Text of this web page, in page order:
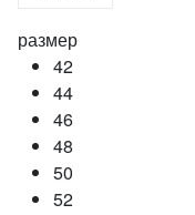
размер
42
44
46
48
50
52